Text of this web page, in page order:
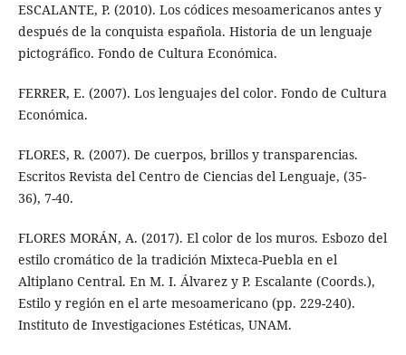
ESCALANTE, P. (2010). Los códices mesoamericanos antes y
después de la conquista española. Historia de un lenguaje
pictográfico. Fondo de Cultura Económica.
FERRER, E. (2007). Los lenguajes del color. Fondo de Cultura
Económica.
FLORES, R. (2007). De cuerpos, brillos y transparencias.
Escritos Revista del Centro de Ciencias del Lenguaje, (35-
36), 7-40.
FLORES MORÁN, A. (2017). El color de los muros. Esbozo del
estilo cromático de la tradición Mixteca-Puebla en el
Altiplano Central. En M. I. Álvarez y P. Escalante (Coords.),
Estilo y región en el arte mesoamericano (pp. 229-240).
Instituto de Investigaciones Estéticas, UNAM.